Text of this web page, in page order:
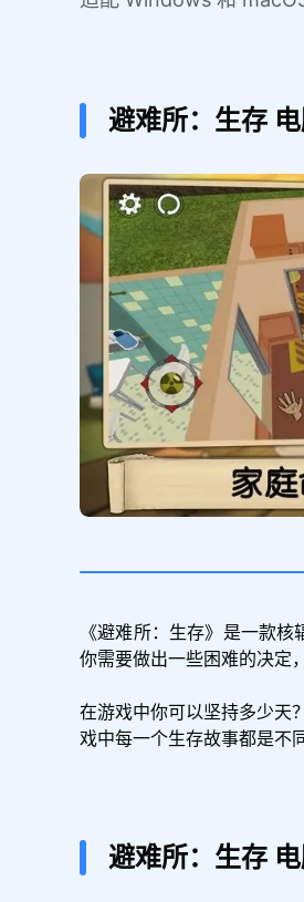
避难所：生存
《避难所：生存》是一款
你需要做出一些困难的决定
在游戏中你可以坚持多少天
戏中每一个生存故事都是不
避难所：生存